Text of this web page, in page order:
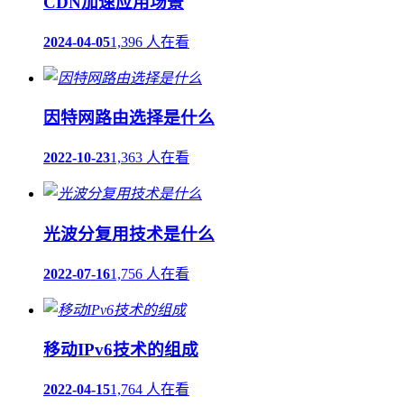
2024-04-051,396 人在看
因特网路由选择是什么
2022-10-231,363 人在看
光波分复用技术是什么
2022-07-161,756 人在看
移动IPv6技术的组成
2022-04-151,764 人在看